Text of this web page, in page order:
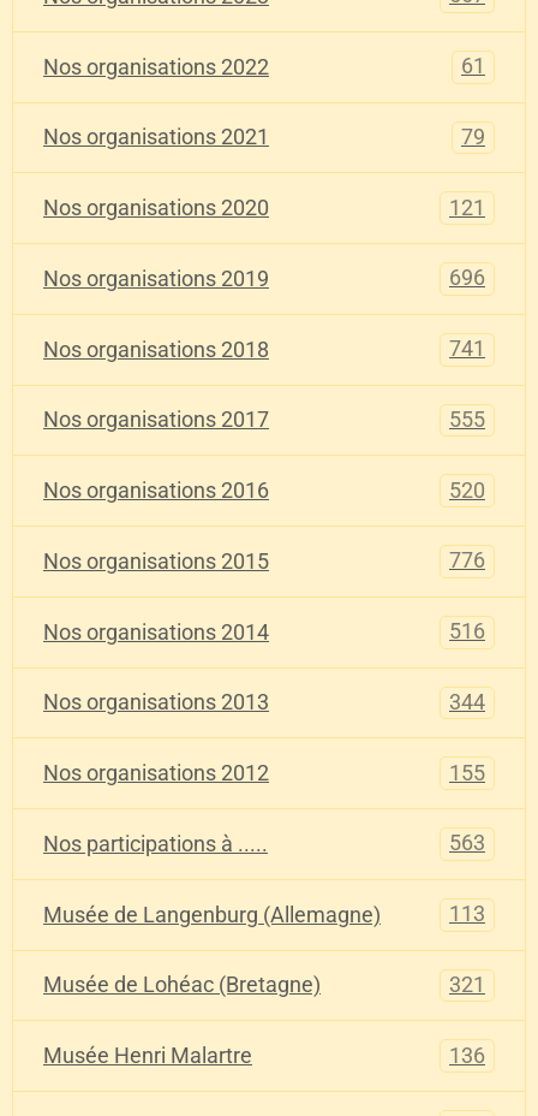
Nos organisations 2022 61
Nos organisations 2021 79
Nos organisations 2020 121
Nos organisations 2019 696
Nos organisations 2018 741
Nos organisations 2017 555
Nos organisations 2016 520
Nos organisations 2015 776
Nos organisations 2014 516
Nos organisations 2013 344
Nos organisations 2012 155
Nos participations à ..... 563
Musée de Langenburg (Allemagne) 113
Musée de Lohéac (Bretagne) 321
Musée Henri Malartre 136